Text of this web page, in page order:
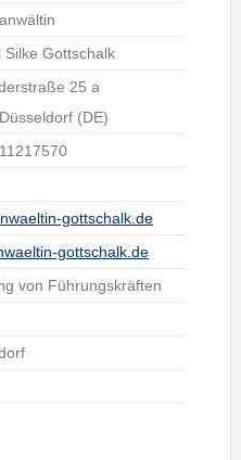
Silke Gottschalk
25 a
(DE)
gottschalk.de
gottschalk.de
von Führungskräften